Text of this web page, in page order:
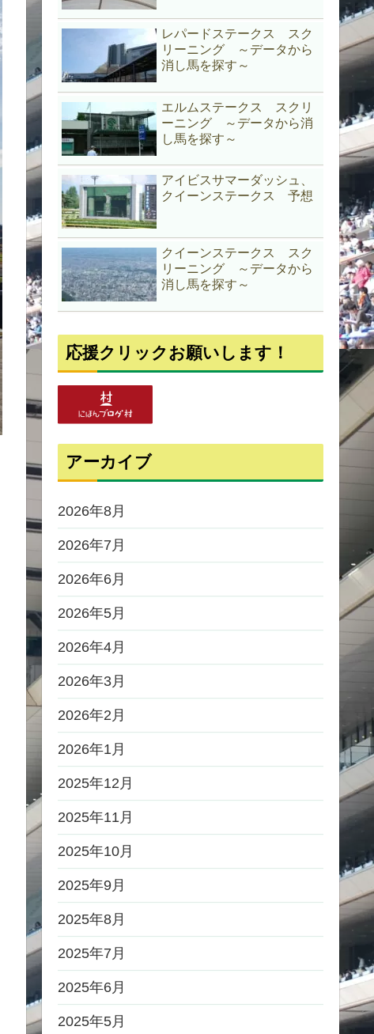
レパードステークス スク
リーニング ～データから
消し馬を探す～
エルムステークス スクリ
ーニング ～データから消
し馬を探す～
アイビスサマーダッシュ、
クイーンステークス 予想
クイーンステークス スク
リーニング ～データから
消し馬を探す～
応援クリックお願いします！
アーカイブ
2026年8月
2026年7月
2026年6月
2026年5月
2026年4月
2026年3月
2026年2月
2026年1月
2025年12月
2025年11月
2025年10月
2025年9月
2025年8月
2025年7月
2025年6月
2025年5月